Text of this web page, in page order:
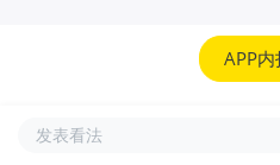
APP
发表看法